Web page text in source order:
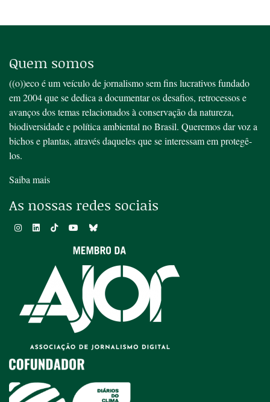
Quem somos
((o))eco é um veículo de jornalismo sem fins lucrativos fundado
em 2004 que se dedica a documentar os desafios, retrocessos e
avanços dos temas relacionados à conservação da natureza,
biodiversidade e política ambiental no Brasil. Queremos dar voz a
bichos e plantas, através daqueles que se interessam em protegê-
los.
Saiba mais
As nossas redes sociais